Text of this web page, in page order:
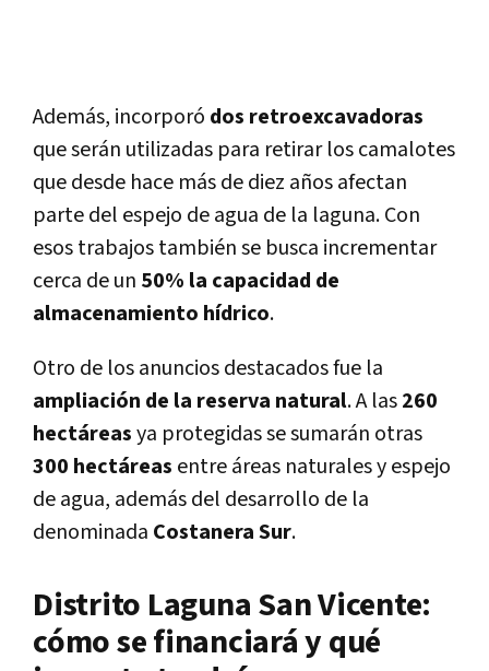
Además, incorporó dos retroexcavadoras
que serán utilizadas para retirar los camalotes
que desde hace más de diez años afectan
parte del espejo de agua de la laguna. Con
esos trabajos también se busca incrementar
cerca de un 50% la capacidad de
almacenamiento hídrico.
Otro de los anuncios destacados fue la
ampliación de la reserva natural. A las260
hectáreasya protegidas se sumarán otras
300 hectáreas entre áreas naturales y espejo
de agua, además del desarrollo de la
denominada Costanera Sur.
Distrito Laguna San Vicente:
cómo se financiará y qué